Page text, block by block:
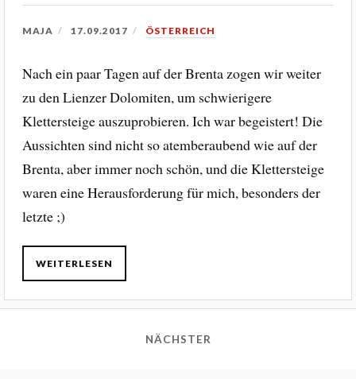
MAJA 17.09.2017 ÖSTERREICH
Nach ein paar Tagen auf der Brenta zogen wir weiter
zu den Lienzer Dolomiten, um schwierigere
Klettersteige auszuprobieren. Ich war begeistert! Die
Aussichten sind nicht so atemberaubend wie auf der
Brenta, aber immer noch schön, und die Klettersteige
waren eine Herausforderung für mich, besonders der
letzte ;)
WEITERLESEN
NÄCHSTER